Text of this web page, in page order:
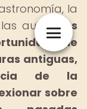
la
aulas.Los
de
antiguas,
de la
sobre